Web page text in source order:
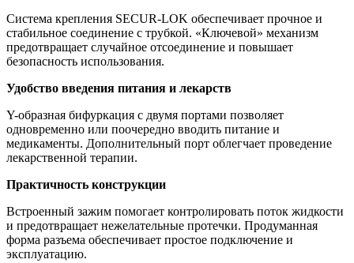
Система крепления SECUR-LOK обеспечивает прочное и
стабильное соединение с трубкой. «Ключевой» механизм
предотвращает случайное отсоединение и повышает
безопасность использования.
Удобство введения питания и лекарств
Y-образная бифуркация с двумя портами позволяет
одновременно или поочередно вводить питание и
медикаменты. Дополнительный порт облегчает проведение
лекарственной терапии.
Практичность конструкции
Встроенный зажим помогает контролировать поток жидкости
и предотвращает нежелательные протечки. Продуманная
форма разъема обеспечивает простое подключение и
эксплуатацию.